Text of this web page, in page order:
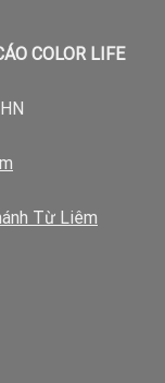
COLOR LIFE
Từ Liêm